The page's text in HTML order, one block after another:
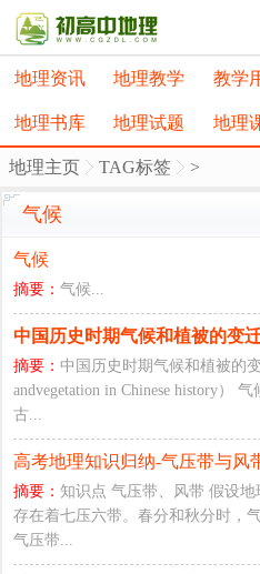
地理资讯 地理教学 教学
地理书库 地理试题 地理
地理主页 >
TAG标签
气候
气候
摘要：气候...
中国历史时期气候和植被的变
摘要： 中国历史时期气候和植被的
andvegetation in Chinese history）
古...
高考地理知识归纳-气压带与风
摘要：知识点 气压带、风带 假设
存在着七压六带。春分和秋分时，
气压带...